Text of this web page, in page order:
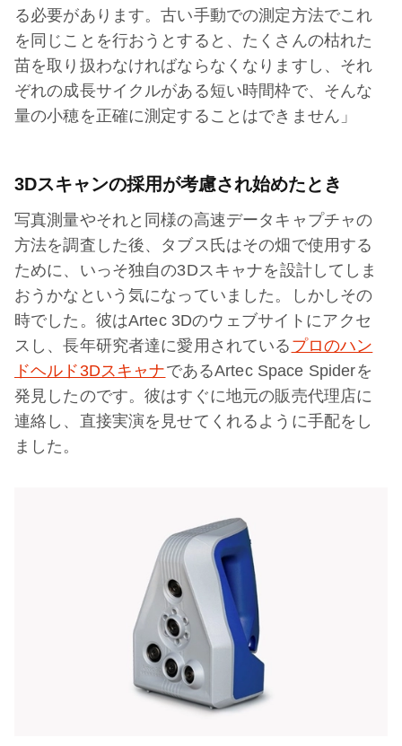
る必要があります。古い手動での測定方法でこれ
を同じことを行おうとすると、たくさんの枯れた
苗を取り扱わなければならなくなりますし、それ
ぞれの成長サイクルがある短い時間枠で、そんな
量の小穂を正確に測定することはできません」
3Dスキャンの採用が考慮され始めたとき
写真測量やそれと同様の高速データキャプチャの
方法を調査した後、タブス氏はその畑で使用する
ために、いっそ独自の3Dスキャナを設計してしま
おうかなという気になっていました。しかしその
時でした。彼はArtec 3Dのウェブサイトにアクセ
スし、長年研究者達に愛用されている プロのハン
ドヘルド3DスキャナであるArtec Space Spiderを
発見したのです。彼はすぐに地元の販売代理店に
連絡し、直接実演を見せてくれるように手配をし
ました。